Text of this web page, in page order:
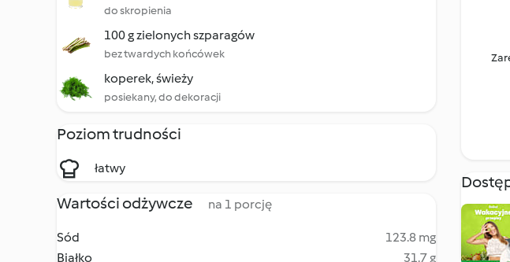
do skropienia
100 g zielonych szparagów
bez twardych końcówek
koperek, świeży
posiekany, do dekoracji
Poziom trudności
łatwy
Wartości odżywcze na 1 porcję
Sód
123.8 mg
Białko
31.7 g